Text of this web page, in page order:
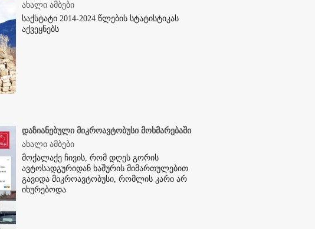
ახალი ამბები
საქსტატი 2014-2024 წლების სტატისტიკას
აქვეყნებს
დაზიანებული მიკროავტობუსი მოხმარებაში
ახალი ამბები
მოქალაქე ჩივის, რომ დღეს გორის
ავტოსადგურიდან ხაშურის მიმართულებით
გავიდა მიკროავტობუსი, რომლის კარი არ
იხურებოდა